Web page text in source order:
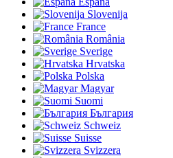
Slovenija
France
România
Sverige
Hrvatska
Polska
Magyar
Suomi
България
Schweiz
Suisse
Svizzera